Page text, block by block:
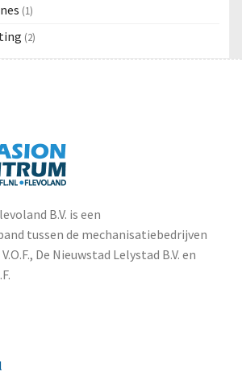
(1)
(2)
B.V. is een
tussen de mechanisatiebedrijven
De Nieuwstad Lelystad B.V. en